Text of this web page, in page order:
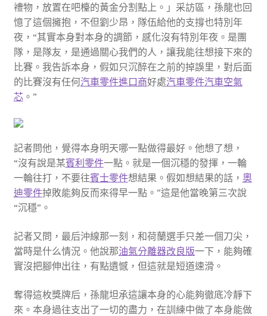
禮物，放置在吧檯的黃金分割點上。」采訪區，孫龍也回
憶了這個擁抱，不但劉少昂，隊伍給他的支撐也特別年
夜，“其實本身對本身的調節，感化沒有特別年夜。是團
隊，是隊友，是通過關心我們的人，讓我能往想接下來的
比賽。我告訴本身，假如只沉醉在之前的掉誤里，對后面
的比賽沒有任何汽車零件進口商好處汽車零件汽車空氣
芯。”
記者問他，覺得本身明天哪一點做得最好。他想了想，
“沒有說是某賓利零件一點。就是一個沉穩的發揮，一輪
一輪往打，不要往賓士零件想結果。假如想結果的話， 奧
迪零件掉敗能夠反而來得早一點。”這是他當晚第三次說
“沉穩”。
記者又問，最后沖線那一刻，和荷蘭選手只差一個刀尖，
當時是什么情況。他說那油氣分離器改良版一下，能夠確
實沒把腳伸出往，有點遺憾，但這就是短道速滑。
奪得這枚獎牌后，孫龍坦承這讓本身的心能夠徹底冷靜下
來。本身過往支出了一切的盡力，在訓練中做了本身能做